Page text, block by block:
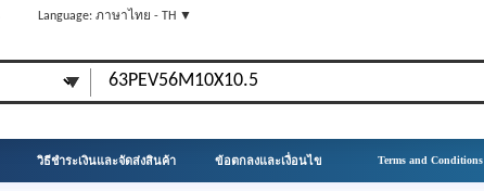
Language: ภาษาไทย - TH ▼
วิธีชำระเงินและจัดส่งสินค้า ข้อตกลงและเงื่อนไข Terms and Conditions